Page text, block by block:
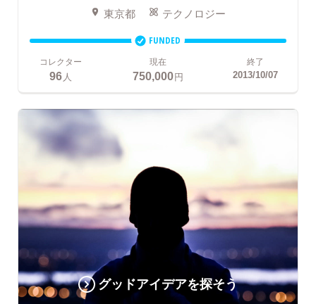
東京都 テクノロジー
FUNDED
コレクター
96 人
現在
750,000円
終了
2013/10/07
グッドアイデアを探そう